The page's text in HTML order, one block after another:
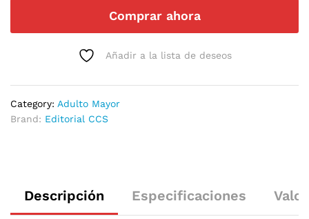
Comprar ahora
Añadir a la lista de deseos
Category: Adulto Mayor
Brand: Editorial CCS
Descripción Especificaciones